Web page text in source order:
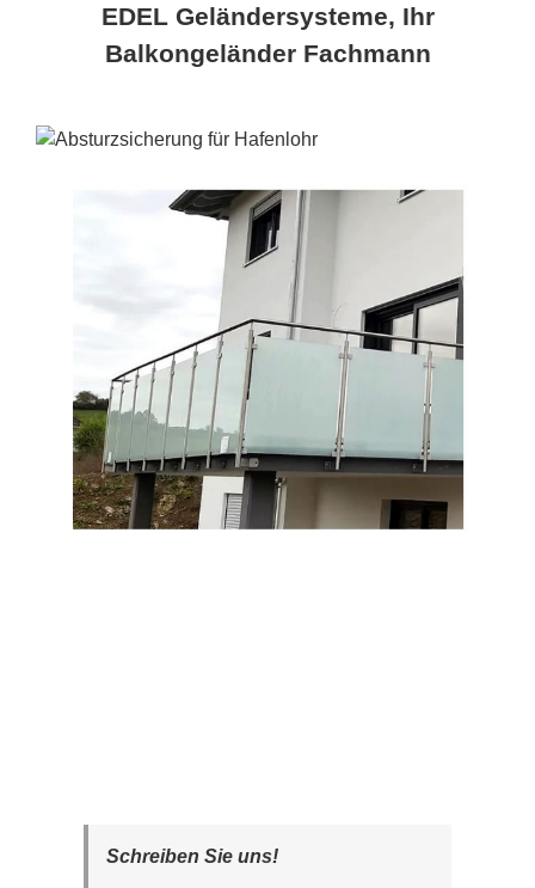
EDEL Geländersysteme, Ihr
Balkongeländer Fachmann
Schreiben Sie uns!